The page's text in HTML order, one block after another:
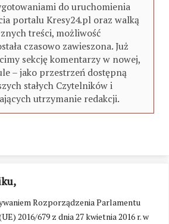
Rozporządzenia Parlamentu
2016/679 z dnia 27 kwietnia 2016 r. w
do uruchomienia
portalu Kresy24.pl oraz walką
treści, możliwość
czasowo zawieszona. Już
sekcję komentarzy w nowej,
– jako przestrzeń dostępną
stałych Czytelników i
utrzymanie redakcji.